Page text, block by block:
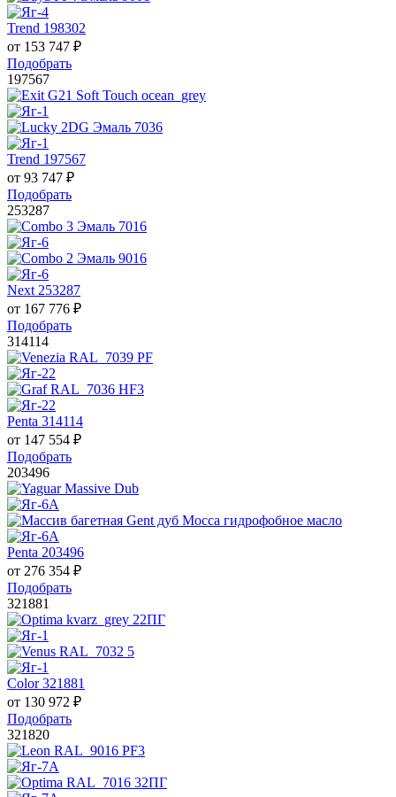
Trend 198302
от 153 747 ₽
Подобрать
197567
Trend 197567
от 93 747 ₽
Подобрать
253287
Next 253287
от 167 776 ₽
Подобрать
314114
Penta 314114
от 147 554 ₽
Подобрать
203496
Penta 203496
от 276 354 ₽
Подобрать
321881
Color 321881
от 130 972 ₽
Подобрать
321820